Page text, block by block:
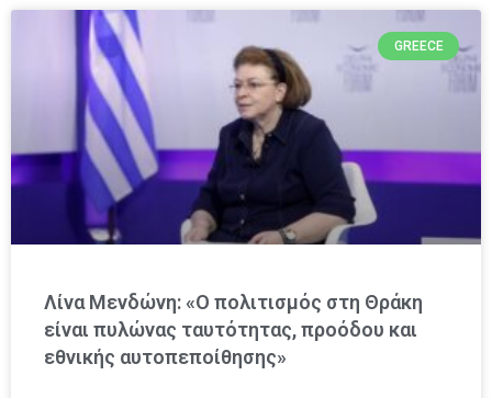
GREECE
Λίνα Μενδώνη: «Ο πολιτισμός στη Θράκη
είναι πυλώνας ταυτότητας, προόδου και
εθνικής αυτοπεποίθησης»